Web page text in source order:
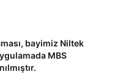
bayimiz Niltek
MBS